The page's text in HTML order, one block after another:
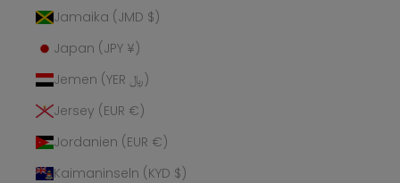
Jamaika (JMD $)
Japan (JPY ¥)
Jemen (YER ﷼)
Jersey (EUR €)
Jordanien (EUR €)
Kaimaninseln (KYD $)